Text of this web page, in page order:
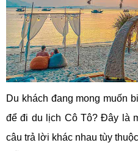
Du khách đang mong muốn
để đi du lịch Cô Tô? Đây là
câu trả lời khác nhau tùy